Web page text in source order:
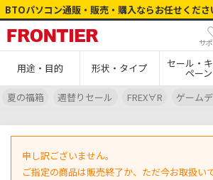
BTOパソコン通販・販売・購入ならお任せくださ
サ
用途・目的 形状・タイプ セール・
ペーン
夏の福箱 週替りセール FREX∀R ゲーム
申し訳ございません。
ご指定の商品は販売終了か、ただ今お取扱い